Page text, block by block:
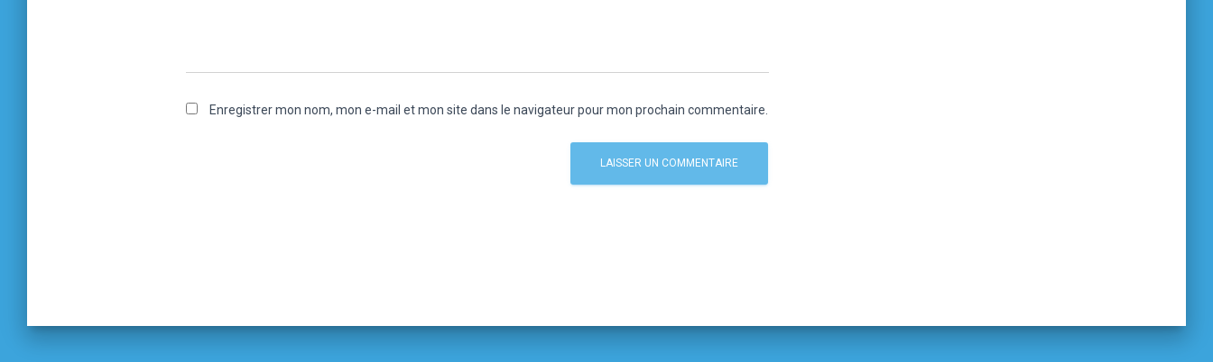
Enregistrer mon nom, mon e-mail et mon site dans le navigateur pour mon prochain commentaire.